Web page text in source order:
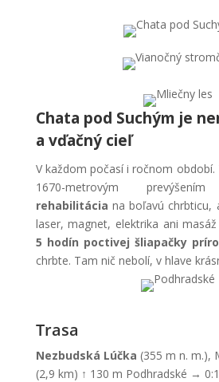
Chata pod Suchým je
a vďačný cieľ
V každom počasí i ročnom
1670-metrovým
rehabilitácia na boľavú chrbticu,
laser, magnet, elektrika ani
5 hodín poctivej šliapačky
chrbte. Tam nič nebolí, v hlave
Trasa
Nezbudská Lúčka (355 m n. m.),
(2,9 km) ↑ 130 m Podhradské →